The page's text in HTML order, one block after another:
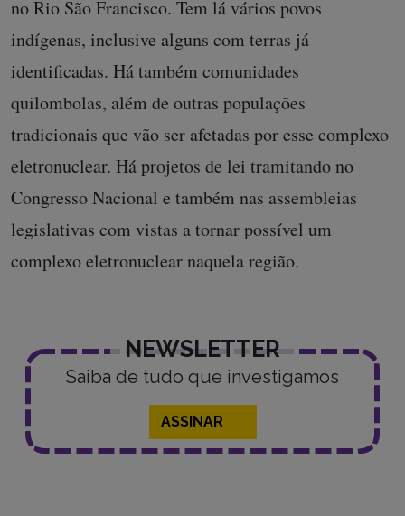
no Rio São Francisco. Tem lá vários povos
indígenas, inclusive alguns com terras já
identificadas. Há também comunidades
quilombolas, além de outras populações
tradicionais que vão ser afetadas por esse complexo
eletronuclear. Há projetos de lei tramitando no
Congresso Nacional e também nas assembleias
legislativas com vistas a tornar possível um
complexo eletronuclear naquela região.
NEWSLETTER
Saiba de tudo que investigamos
ASSINAR